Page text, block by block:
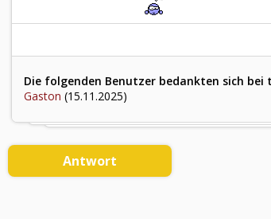
Die folgenden Benutzer bedankten sich bei
Gaston (15.11.2025)
Antwort